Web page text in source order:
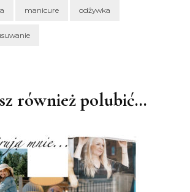
manicure odżywka
również polubić…